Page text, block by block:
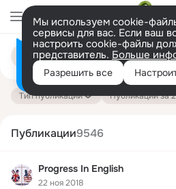
Мы используем cookie-
сервисы для вас. Если ваш
настроить cookie-файлы
представитель. Больше
Разрешить все
Поиск
публикациям
Тип публикации Публикации за
Публикации9546
Progress In English
22 ноя 2018
Информация о контенте
на платформе — здесь